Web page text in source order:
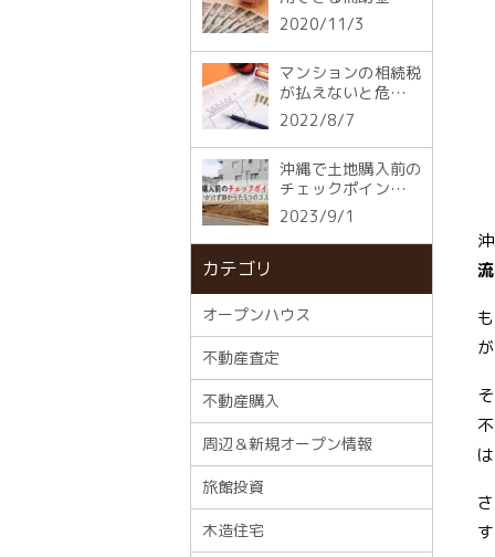
す
まい給付金とは
2020/11/3
マンションの相続税
が払えないと危険！
納税ができない時の
対処法も解説
2022/8/7
沖縄で土地購入前の
チェックポイントと
は？思いがけず掛か
った5つのコスト
2023/9/1
カテゴリ
オープンハウス
不動産査定
不動産購入
周辺＆新規オープン情報
旅館投資
木造住宅